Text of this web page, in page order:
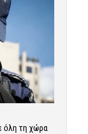
όλη τη χώρα